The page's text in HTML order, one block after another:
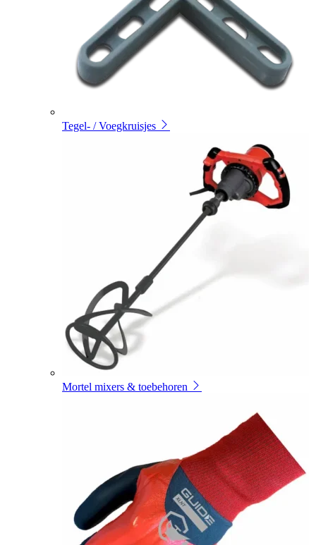
Tegel- / Voegkruisjes
Mortel mixers & toebehoren